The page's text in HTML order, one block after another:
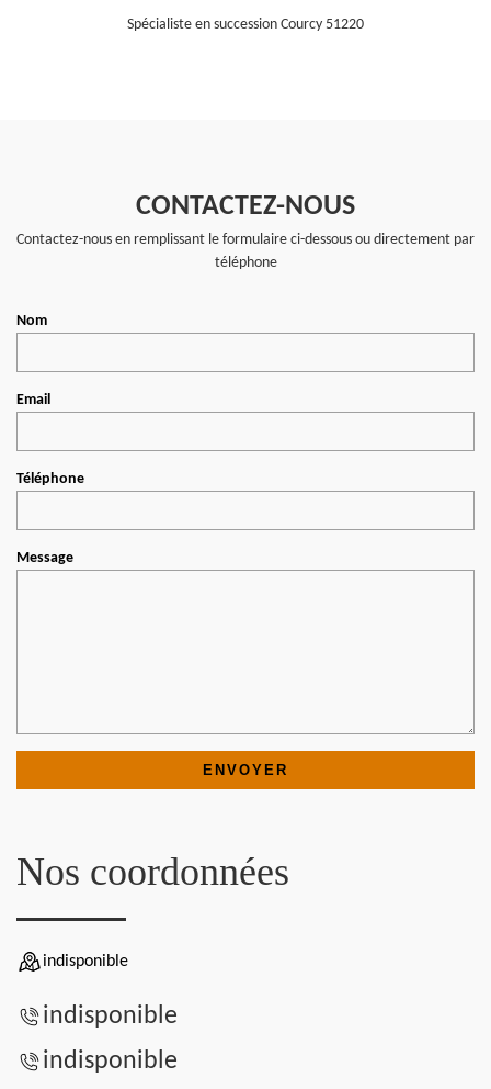
Spécialiste en succession Courcy 51220
CONTACTEZ-NOUS
Contactez-nous en remplissant le formulaire ci-dessous ou directement par
téléphone
Nom
Email
Téléphone
Message
Nos coordonnées
indisponible
indisponible
indisponible